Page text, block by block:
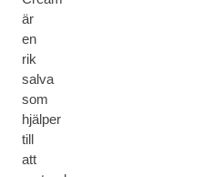
är
en
rik
salva
som
hjälper
till
att